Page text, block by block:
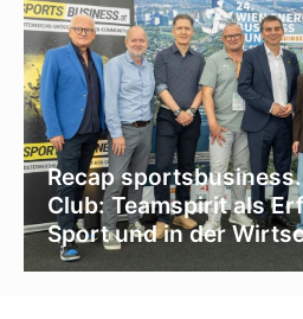
Recap
Club: Teamspirit als
Sport und in der